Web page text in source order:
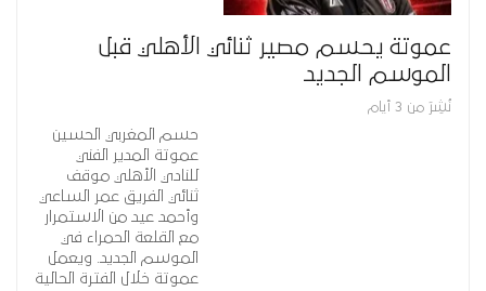
عموتة يحسم مصير ثنائي الأهلي قبل
الموسم الجديد
نُشِرَ من 3 أيام
حسم المغربي الحسين
عموتة المدير الفني
للنادي الأهلي موقف
ثنائي الفريق عمر الساعي
وأحمد عيد من الاستمرار
مع القلعة الحمراء في
الموسم الجديد. ويعمل
عموتة خلال الفترة الحالية